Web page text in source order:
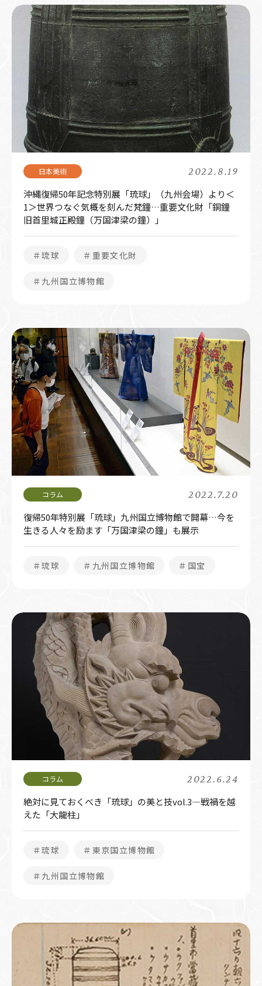
2022.8.19
沖縄復帰50年記念特別展「琉球」（九州会場）より＜
1＞世界つなぐ気概を刻んだ梵鐘…重要文化財「銅鐘
旧首里城正殿鐘（万国津梁の鐘）」
＃琉球 ＃重要文化財
＃九州国立博物館
2022.7.20
復帰50年特別展「琉球」九州国立博物館で開幕…今を
生きる人々を励ます「万国津梁の鐘」も展示
＃琉球 ＃九州国立博物館 ＃国宝
2022.6.24
絶対に見ておくべき「琉球」の美と技vol.3―戦禍を越
えた「大龍柱」
＃琉球 ＃東京国立博物館
＃九州国立博物館